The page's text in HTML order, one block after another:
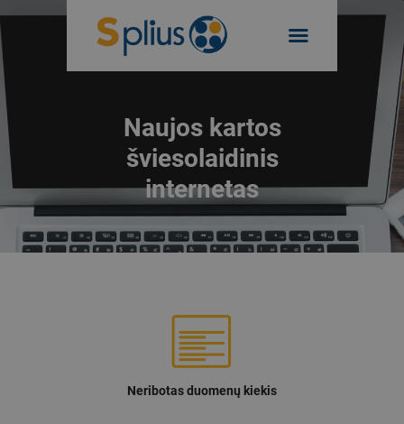
Naujos kartos
šviesolaidinis
internetas
AKCIJOS
TELEVIZIJA
FIKSUOTAS RYŠYS
PREKĖS
SAVITARNA
VERSLUI
TEL. NR. 19955
Neribotas duomenų kiekis